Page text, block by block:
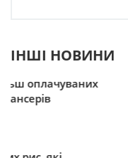
ІНШІ НОВИНИ